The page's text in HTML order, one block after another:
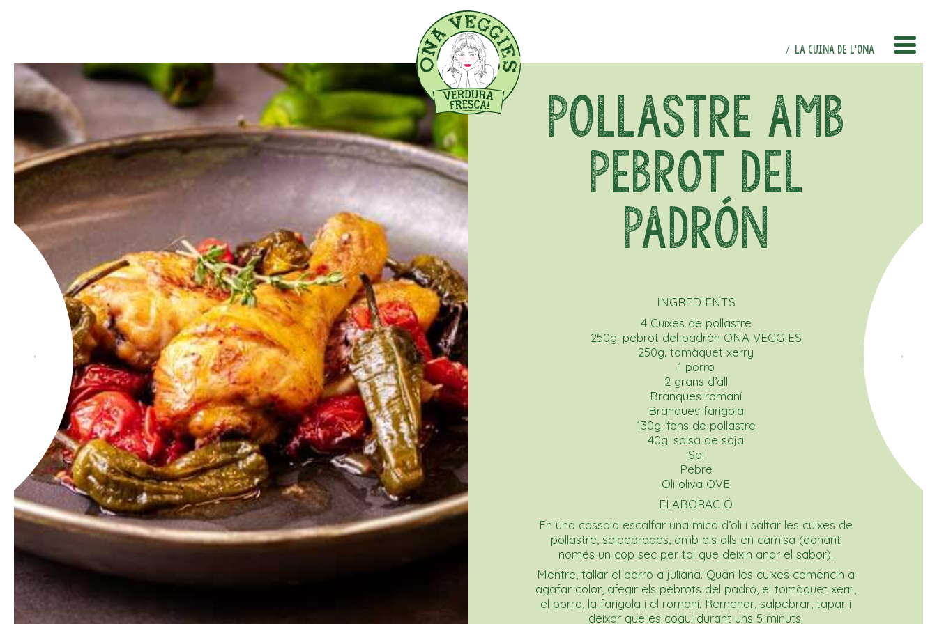
LA CUINA DE L'ONA
POLLASTRE AMB
PEBROT DEL
PADRÓN
INGREDIENTS
4 Cuixes de pollastre
250g. pebrot del padrón ONA VEGGIES
250g. tomàquet xerry
1 porro
2 grans d’all
Branques romaní
Branques farigola
130g. fons de pollastre
40g. salsa de soja
Sal
Pebre
Oli oliva OVE
ELABORACIÓ
En una cassola escalfar una mica d’oli i saltar les cuixes de
pollastre, salpebrades, amb els alls en camisa (donant
només un cop sec per tal que deixin anar el sabor).
Mentre, tallar el porro a juliana. Quan les cuixes comencin a
agafar color, afegir els pebrots del padró, el tomàquet xerri,
el porro, la farigola i el romaní. Remenar, salpebrar, tapar i
deixar que es cogui durant uns 5 minuts.